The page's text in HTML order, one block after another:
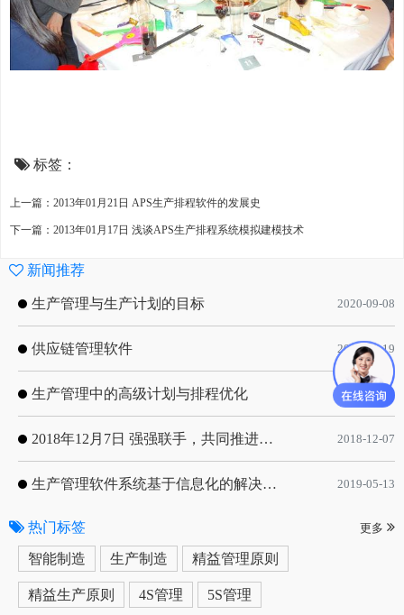
标签：
上一篇：2013年01月21日 APS生产排程软件的发展史
下一篇：2013年01月17日 浅谈APS生产排程系统模拟建模技术
新闻推荐
生产管理与生产计划的目标 2020-09-08
供应链管理软件 2020-01-19
生产管理中的高级计划与排程优化 2019-05-16
2018年12月7日 强强联手，共同推进电子器件领域APS应用典范 风华高科生产自动化工业互联网应用项目-APS项目启动会 2018-12-07
生产管理软件系统基于信息化的解决方案 2019-05-13
热门标签 更多
智能制造 生产制造 精益管理原则
精益生产原则 4S管理 5S管理